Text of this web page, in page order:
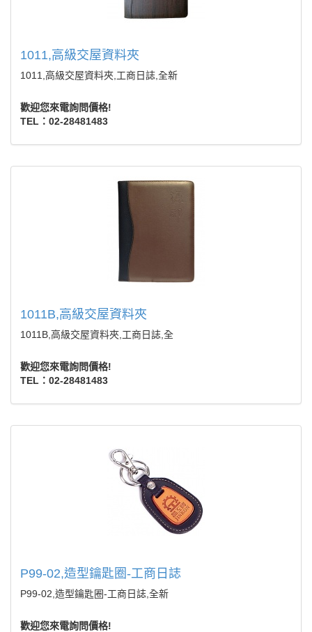
1011,高級交屋資料夾
1011,高級交屋資料夾,工商日誌,全新
歡迎您來電詢問價格!
TEL：02-28481483
1011B,高級交屋資料夾
1011B,高級交屋資料夾,工商日誌,全
歡迎您來電詢問價格!
TEL：02-28481483
P99-02,造型鑰匙圈-工商日誌
P99-02,造型鑰匙圈-工商日誌,全新
歡迎您來電詢問價格!